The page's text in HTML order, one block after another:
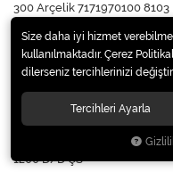
300 Arçelik 7171970100
301 Altus 8983813300 ALC
MAKİNESİ F16 800 D/D TS
302 Arçelik 7177570100 2200
MAKİNESİ 7KG 1200 D/D ÇS
303 Arçelik 7169550100
1200 D/D ÇS
Size daha iyi hizmet
kullanılmaktadır. Çerez
dilerseniz tercihlerinizi
Tercihleri Ayarla